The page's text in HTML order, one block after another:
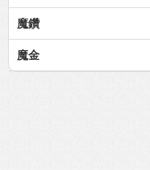
魔鑽
魔金